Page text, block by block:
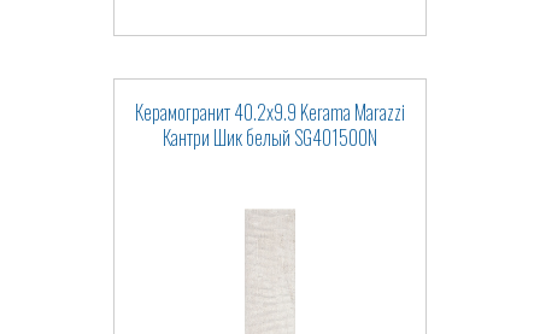
Керамогранит 40.2x9.9 Kerama Marazzi
Кантри Шик белый SG401500N